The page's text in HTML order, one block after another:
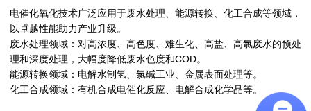
电催化氧化技术广泛应用于废水处理、能源转换、化工合成等领域，
以卓越性能助力产业升级。
废水处理领域：对高浓度、高色度、难生化、高盐、高氯废水的预处
理和深度处理，大幅度降低废水色度和COD。
能源转换领域：电解水制氢、氯碱工业、金属表面处理等。
化工合成领域：有机合成电催化反应、电解合成化学品等。